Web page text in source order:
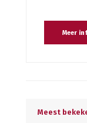
Meer
Meest